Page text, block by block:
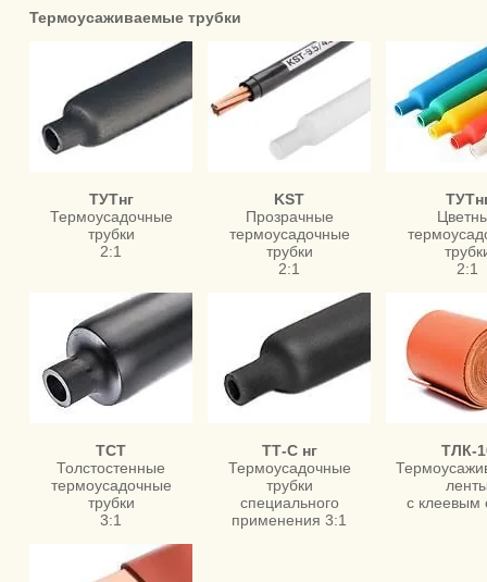
Термоусаживаемые трубки
ТУТнг
Термоусадочные
трубки
2:1
KST
Прозрачные
термоусадочные
трубки
2:1
2:1
ТСТ
Толстостенные
термоусадочные
трубки
3:1
ТТ-С нг
Термоусадочные
трубки
специального
применения 3:1
ТЛК-
с клеевым